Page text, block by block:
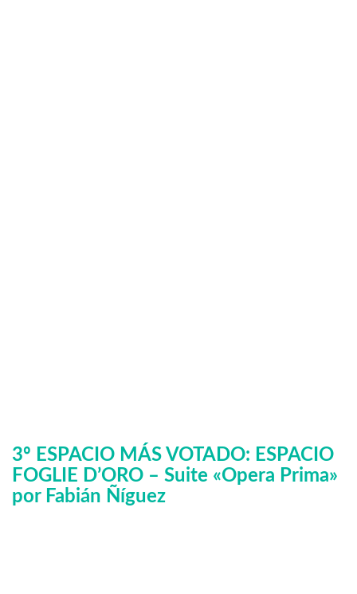
3º ESPACIO MÁS VOTADO: ESPACIO
FOGLIE D’ORO – Suite «Opera Prima»
por Fabián Ñíguez